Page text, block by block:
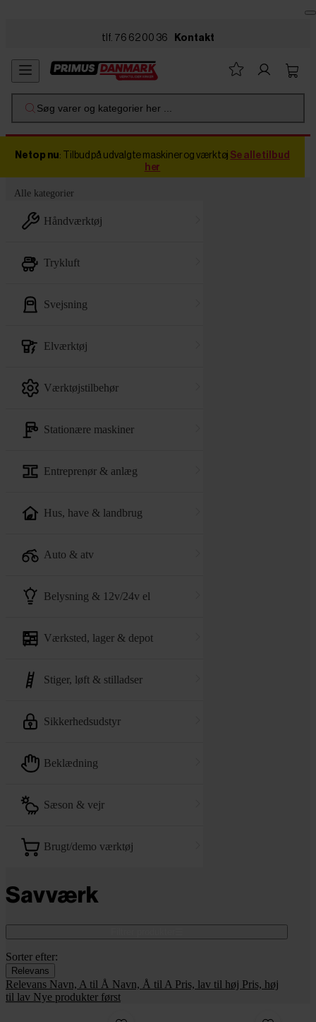
tlf. 76 62 00 36 Kontakt
Søg varer og kategorier her ...
Netop nu: Tilbud på udvalgte maskiner og værktøj Se alle tilbud
her
Alle kategorier
håndværktøj
trykluft
svejsning
elværktøj
værktøjstilbehør
stationære maskiner
entreprenør & anlæg
hus, have & landbrug
auto & atv
belysning & 12v/24v el
værksted, lager & depot
stiger, løft & stilladser
sikkerhedsudstyr
beklædning
sæson & vejr
brugt/demo værktøj
Savværk
Sorter efter:
Relevans
Relevans Navn, A til Å Navn, Å til A Pris, lav til høj Pris, høj
til lav Nye produkter først